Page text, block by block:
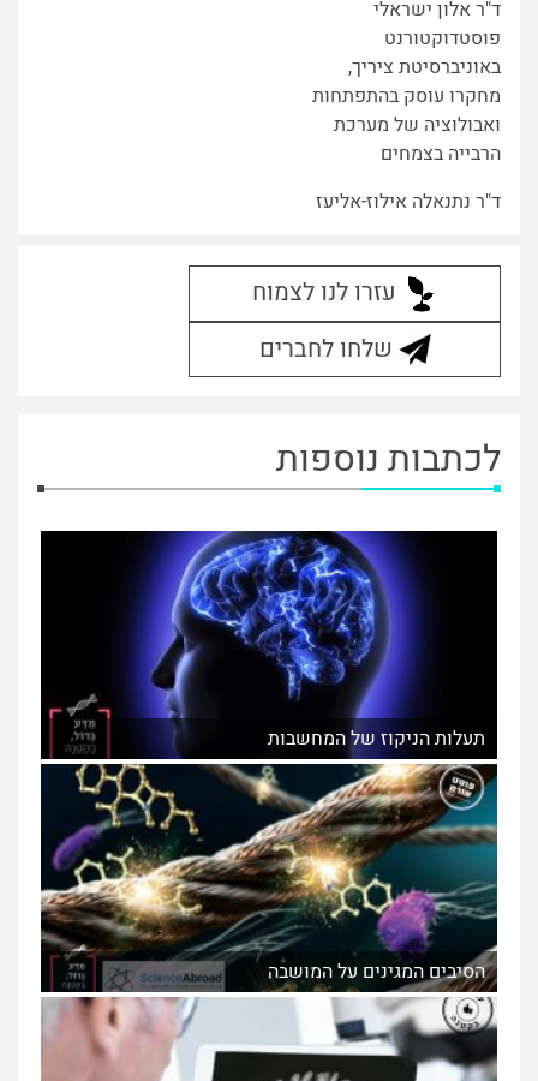
ד"ר אלון ישראלי
פוסטדוקטורנט
באוניברסיטת ציריך,
מחקרו עוסק בהתפתחות
ואבולוציה של מערכת
הרבייה בצמחים
ד"ר נתנאלה אילוז-אליעז
עזרו לנו לצמוח
שלחו לחברים
לכתבות נוספות
תעלות הניקוז של המחשבות
הסיבים המגינים על המושבה